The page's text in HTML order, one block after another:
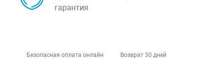
гарантия
Безопасная оплата онлайн Возврат 30 дней